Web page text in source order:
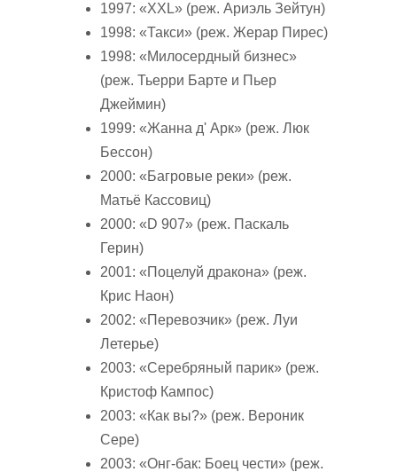
1997: «XXL» (реж. Ариэль Зейтун)
1998: «Такси» (реж. Жерар Пирес)
1998: «Милосердный бизнес»
(реж. Тьерри Барте и Пьер
Джеймин)
1999: «Жанна д' Арк» (реж. Люк
Бессон)
2000: «Багровые реки» (реж.
Матьё Кассовиц)
2000: «D 907» (реж. Паскаль
Герин)
2001: «Поцелуй дракона» (реж.
Крис Наон)
2002: «Перевозчик» (реж. Луи
Летерье)
2003: «Серебряный парик» (реж.
Кристоф Кампос)
2003: «Как вы?» (реж. Вероник
Сере)
2003: «Онг-бак: Боец чести» (реж.